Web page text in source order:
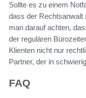
Sollte es zu einem
dass der Rechtsanwalt
man darauf achten,
der regulären
Klienten nicht nur
Partner, der in
FAQ